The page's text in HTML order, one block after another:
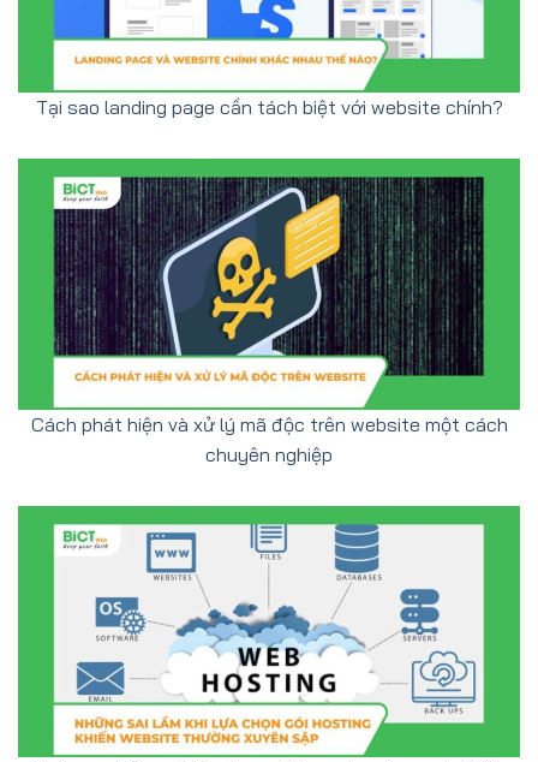
Tại sao landing page cần tách biệt với website chính?
Cách phát hiện và xử lý mã độc trên website một cách
chuyên nghiệp